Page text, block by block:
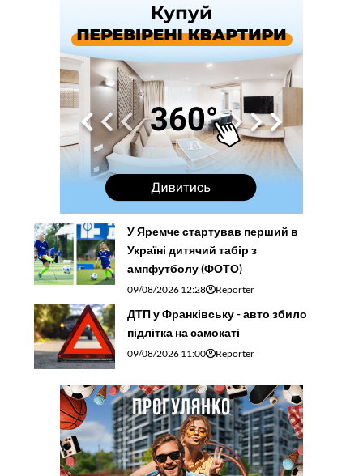
У Яремче стартував перший в
Україні дитячий табір з
ампфутболу (ФОТО)
09/08/2026 12:28 Reporter
ДТП у Франківську - авто збило
підлітка на самокаті
09/08/2026 11:00 Reporter